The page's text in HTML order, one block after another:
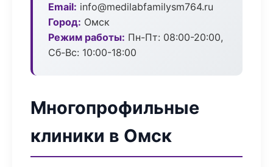
Email: info@medilabfamilysm764.ru
Город: Омск
Режим работы: Пн-Пт: 08:00-20:00,
Сб-Вс: 10:00-18:00
Многопрофильные
клиники в Омск